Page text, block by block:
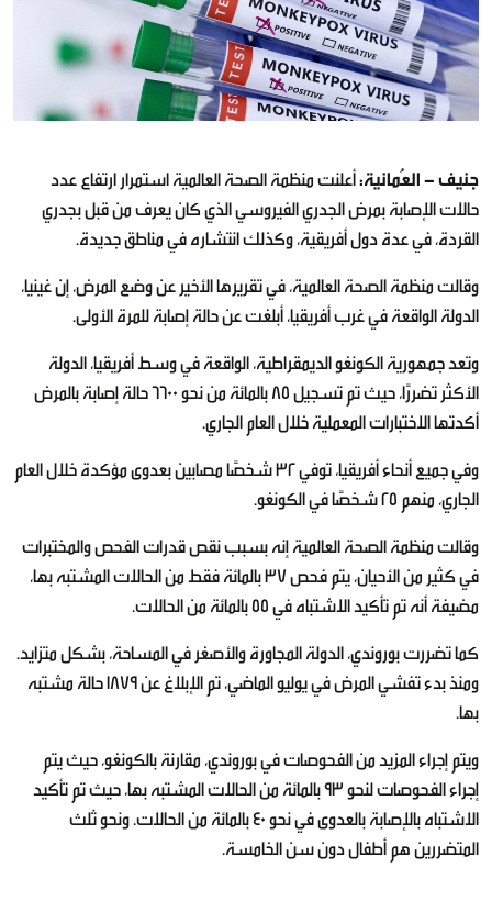
جنيف - العُمانية:أعلنت منظمة الصحة العالمية استمرار ارتفاع عدد
حالات الإصابة بمرض الجدري الفيروسي الذي كان يعرف من قبل بجدري
القردة، في عدة دول أفريقية، وكذلك انتشاره في مناطق جديدة.
وقالت منظمة الصحة العالمية، في تقريرها الأخير عن وضع المرض، إن غينيا،
الدولة الواقعة في غرب أفريقيا، أبلغت عن حالة إصابة للمرة الأولى.
وتعد جمهورية الكونغو الديمقراطية، الواقعة في وسط أفريقيا، الدولة
الأكثر تضررًا، حيث تم تسجيل 85 بالمائة من نحو 6600 حالة إصابة بالمرض
أكدتها الاختبارات المعملية خلال العام الجاري.
وفي جميع أنحاء أفريقيا، توفي 32 شخصًا مصابين بعدوى مؤكدة خلال العام
الجاري، منهم 25 شخصًا في الكونغو.
وقالت منظمة الصحة العالمية إنه بسبب نقص قدرات الفحص والمختبرات
في كثير من الأحيان، يتم فحص 37 بالمائة فقط من الحالات المشتبه بها،
مضيفة أنه تم تأكيد الاشتباه في 55 بالمائة من الحالات.
كما تضررت بوروندي، الدولة المجاورة والأصغر في المساحة، بشكل متزايد.
ومنذ بدء تفشي المرض في يوليو الماضي، تم الإبلاغ عن 1879 حالة مشتبه
بها.
ويتم إجراء المزيد من الفحوصات في بوروندي، مقارنة بالكونغو، حيث يتم
إجراء الفحوصات لنحو 93 بالمائة من الحالات المشتبه بها، حيث تم تأكيد
الاشتباه بالإصابة بالعدوى في نحو 40 بالمائة من الحالات. ونحو ثلث
المتضررين هم أطفال دون سن الخامسة.